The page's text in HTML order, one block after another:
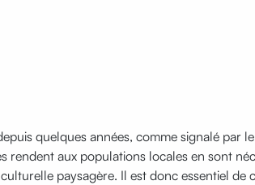
quelques années, comme signalé par
rendent aux populations locales en sont
paysagère. Il est donc essentiel